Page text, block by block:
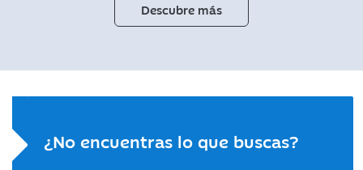
Descubre más
¿No encuentras lo que buscas?